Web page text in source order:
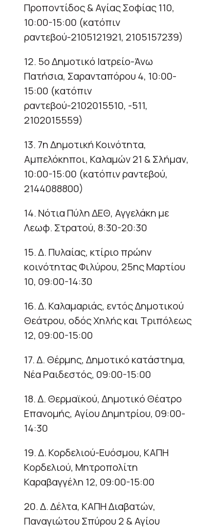
Προποντίδος & Αγίας Σοφίας 110,
10:00-15:00 (κατόπιν
ραντεβού-2105121921, 2105157239)
12. 5ο Δημοτικό Ιατρείο-Άνω
Πατήσια, Σαρανταπόρου 4, 10:00-
15:00 (κατόπιν
ραντεβού-2102015510, -511,
2102015559)
13. 7η Δημοτική Κοινότητα,
Αμπελόκηποι, Καλαμών 21 & Σλήμαν,
10:00-15:00 (κατόπιν ραντεβού,
2144088800)
14. Νότια Πύλη ΔΕΘ, Αγγελάκη με
Λεωφ. Στρατού, 8:30-20:30
15. Δ. Πυλαίας, κτίριο πρώην
κοινότητας Φιλύρου, 25ης Μαρτίου
10, 09:00-14:30
16. Δ. Καλαμαριάς, εντός Δημοτικού
Θεάτρου, οδός Χηλής και Τριπόλεως
12, 09:00-15:00
17. Δ. Θέρμης, Δημοτικό κατάστημα,
Νέα Ραιδεστός, 09:00-15:00
18. Δ. Θερμαϊκού, Δημοτικό Θέατρο
Επανομής, Αγίου Δημητρίου, 09:00-
14:30
19. Δ. Κορδελιού-Ευόσμου, ΚΑΠΗ
Κορδελιού, Μητροπολίτη
Καραβαγγέλη 12, 09:00-15:00
20. Δ. Δέλτα, ΚΑΠΗ Διαβατών,
Παναγιώτου Σπύρου 2 & Αγίου